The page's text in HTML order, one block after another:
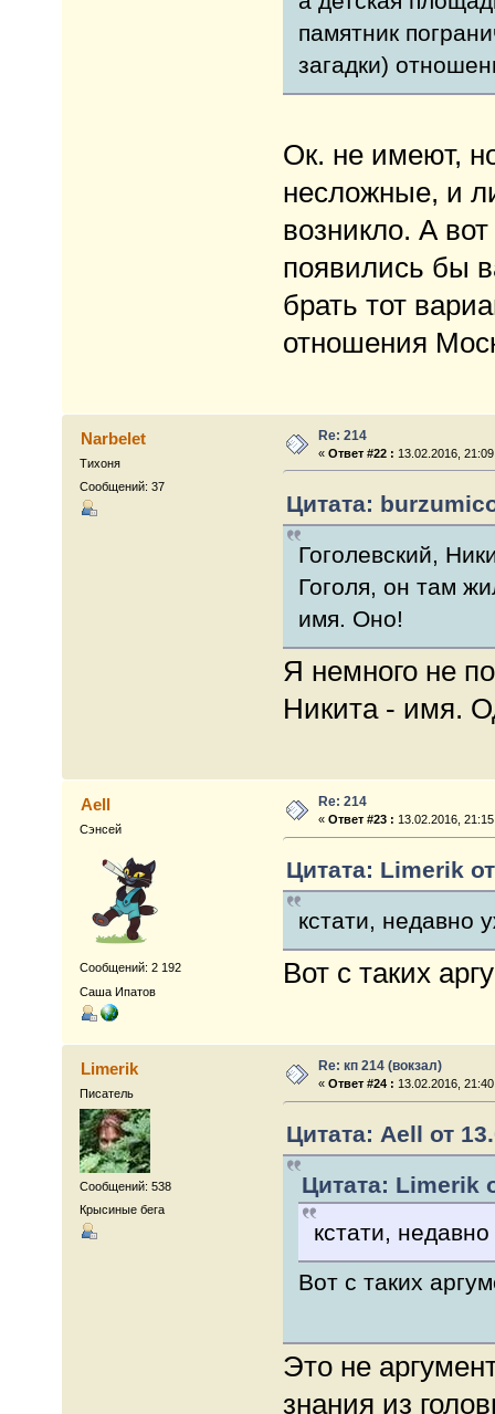
памятник
загадки)
Ок. не имеют,
несложные, и
возникло. А
появились бы
брать тот
отношения
Narbelet
Тихоня
Сообщений: 37
Re: 214
«Ответ #22 : 13.02.2016,
Цитата:
Гоголевский,
Гоголя, он там
имя. Оно!
Я немного не
Никита - имя.
Aell
Сэнсей
Сообщений: 2 192
Саша Ипатов
Re: 214
«Ответ #23 : 13.02.2016,
Цитата: Limerik
кстати, недавно
Вот с таких
Limerik
Писатель
Сообщений: 538
Крысиные бега
Re: кп 214 (вокзал)
«Ответ #24 : 13.02.2016,
Цитата: Aell от
Цитата: Limerik
кстати,
Вот с таких
Это не
знания из